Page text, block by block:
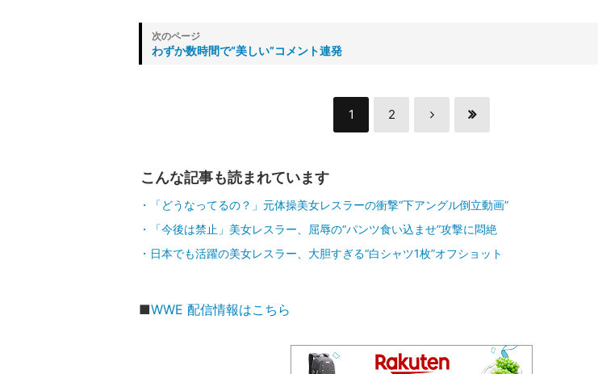
わずか数時間で“美しい”コメント連発
1 2
こんな記事も読まれています
「どうなってるの？」元体操美女レスラーの衝撃“下アングル倒立動画”
「今後は禁止」美女レスラー、屈辱の“パンツ食い込ませ”攻撃に悶絶
日本でも活躍の美女レスラー、大胆すぎる“白シャツ1枚”オフショット
■WWE 配信情報はこちら